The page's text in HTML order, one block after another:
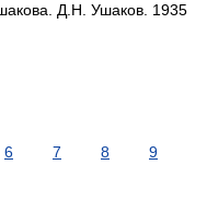
Д.Н. Ушаков. 1935
6 7 8
9